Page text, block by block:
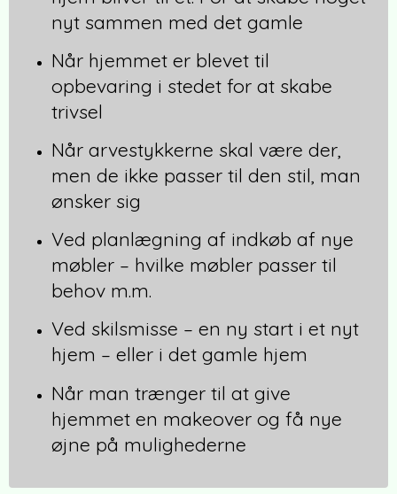
nyt sammen med det gamle
Når hjemmet er blevet til
opbevaring i stedet for at skabe
trivsel
Når arvestykkerne skal være der,
men de ikke passer til den stil, man
ønsker sig
Ved planlægning af indkøb af nye
møbler – hvilke møbler passer til
behov m.m.
Ved skilsmisse – en ny start i et nyt
hjem – eller i det gamle hjem
Når man trænger til at give
hjemmet en makeover og få nye
øjne på mulighederne